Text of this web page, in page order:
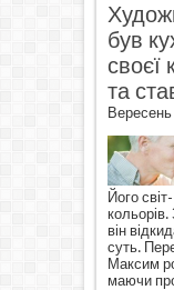
був
своєї
та
Вересень
Його
він
суть.
Максим
маючи